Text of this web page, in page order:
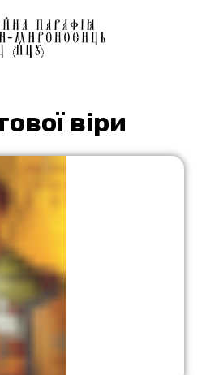
віри